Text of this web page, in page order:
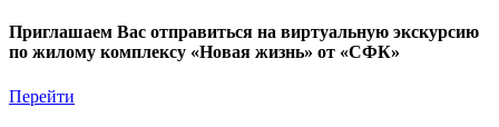
Приглашаем Вас отправиться на виртуальную экскурсию
по жилому комплексу «Новая жизнь» от «СФК»
Перейти